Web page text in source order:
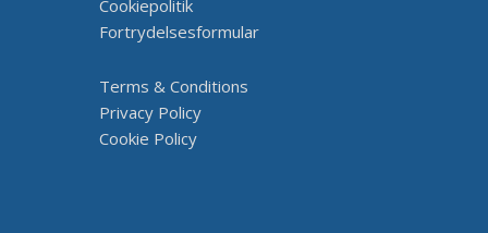
Cookiepolitik
Fortrydelsesformular
Terms & Conditions
Privacy Policy
Cookie Policy